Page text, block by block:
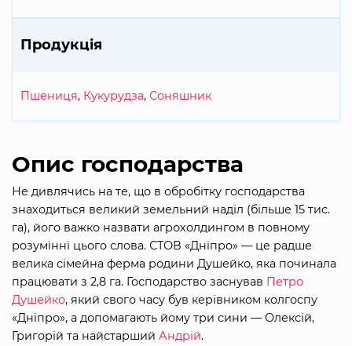
Продукція
Пшениця, Кукурудза, Соняшник
Опис господарства
Не дивлячись на те, що в обробітку господарства
знаходиться великий земельний наділ (більше 15 тис.
га), його важко назвати агрохолдингом в повному
розумінні цього слова. СТОВ «Дніпро» — це радше
велика сімейна ферма родини Душейко, яка починала
працювати з 2,8 га. Господарство заснував Петро
Душейко, який свого часу був керівником колгоспу
«Дніпро», а допомагають йому три сини — Олексій,
Григорій та найстарший Андрій.